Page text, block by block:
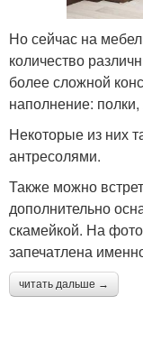
Но сейчас на
количество
более сложной
наполнение:
Некоторые из них
антресолями.
Также можно
дополнительно
скамейкой. На
запечатлена
читать дальше →